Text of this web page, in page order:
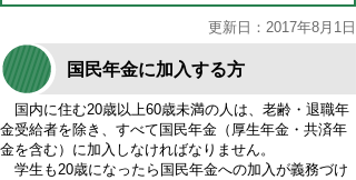
更新日：2017年8月1日
国民年金に加入する方
国内に住む20歳以上60歳未満の人は、老齢・退職年
金受給者を除き、すべて国民年金（厚生年金・共済年
金を含む）に加入しなければなりません。
学生も20歳になったら国民年金への加入が義務づけ